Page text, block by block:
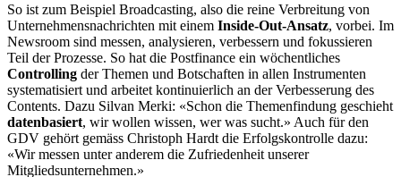
So ist zum Beispiel Broadcasting, also die reine Verbreitung von
Unternehmensnachrichten mit einem Inside-Out-Ansatz, vorbei. Im
Newsroom sind messen, analysieren, verbessern und fokussieren
Teil der Prozesse. So hat die Postfinance ein wöchentliches
Controlling der Themen und Botschaften in allen Instrumenten
systematisiert und arbeitet kontinuierlich an der Verbesserung des
Contents. Dazu Silvan Merki: «Schon die Themenfindung geschieht
datenbasiert, wir wollen wissen, wer was sucht.» Auch für den
GDV gehört gemäss Christoph Hardt die Erfolgskontrolle dazu:
«Wir messen unter anderem die Zufriedenheit unserer
Mitgliedsunternehmen.»